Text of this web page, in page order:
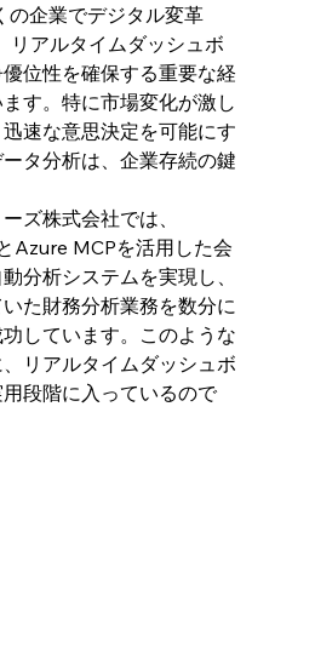
の企業でデジタル変革
リアルタイムダッシュボ
位性を確保する重要な経
す。特に市場変化が激し
速な意思決定を可能にす
タ分析は、企業存続の鍵
ズ株式会社では、
Azure MCPを活用した会
分析システムを実現し、
た財務分析業務を数分に
しています。このような
リアルタイムダッシュボ
段階に入っているので